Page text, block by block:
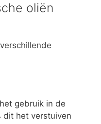
oliën
gebruik in de
dit het verstuiven